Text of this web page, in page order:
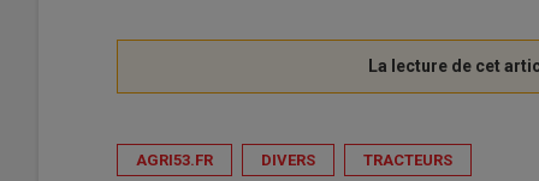
AGRI53.FR DIVERS TRACTEURS